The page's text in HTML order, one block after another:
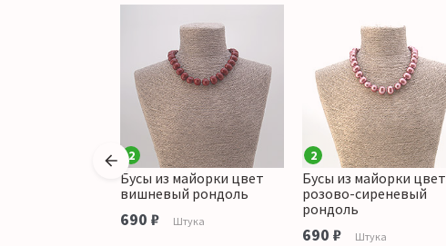
2
Бусы из майорки цвет
вишневый рондоль
690 ₽ Штука
2
Бусы из майорки цвет
розово-сиреневый
рондоль
690 ₽ Штука